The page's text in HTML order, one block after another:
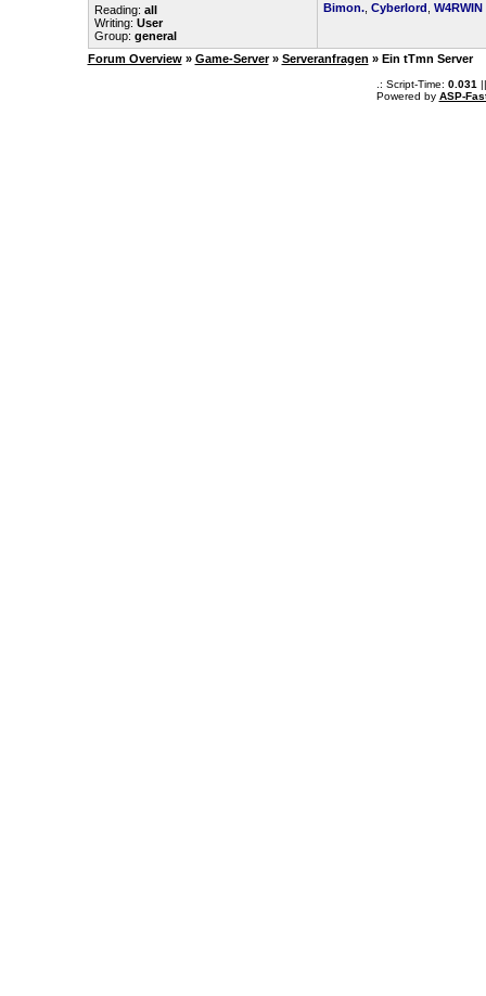
Reading: all
Writing: User
Group: general
Bimon., Cyberlord W4RWIN
Forum Overview » Game-Server » Serveranfragen » Ein tTmn Server
.: Script-Time: 0.031
Powered by ASP-